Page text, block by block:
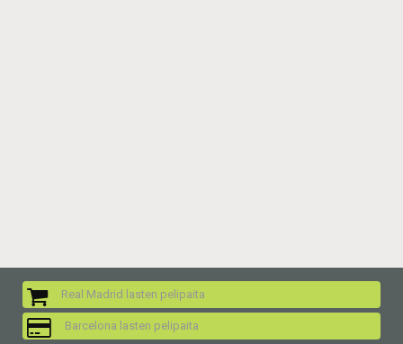
Real Madrid lasten pelipaita
Barcelona lasten pelipaita